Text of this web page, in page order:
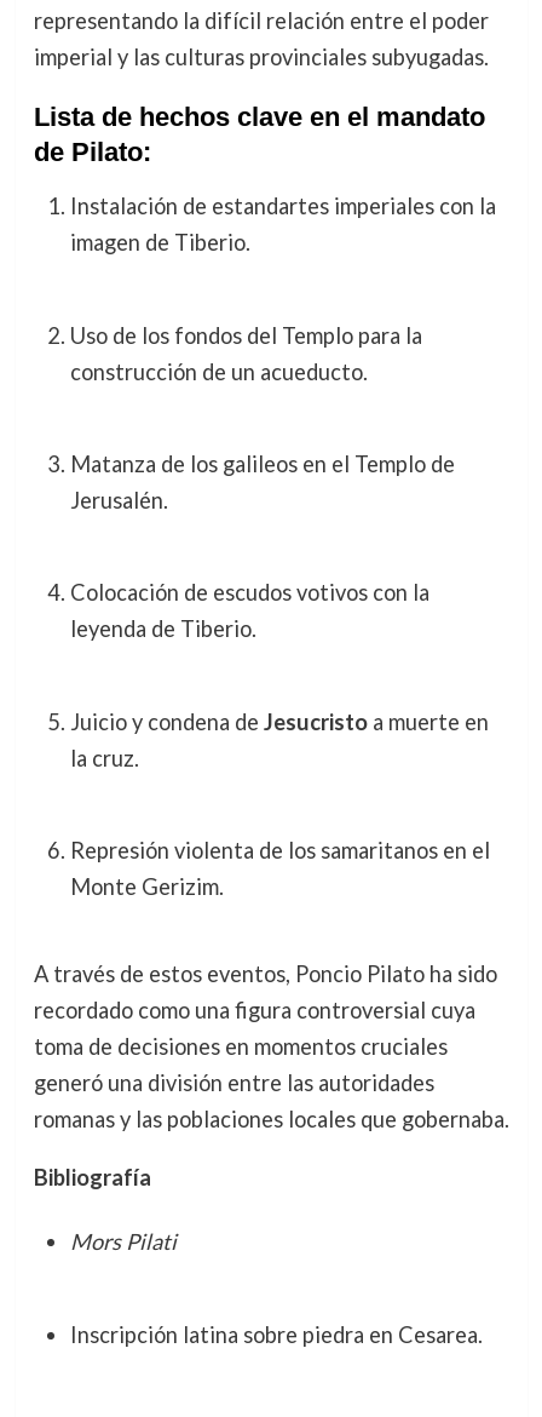
representando la difícil relación entre el poder
imperial y las culturas provinciales subyugadas.
Lista de hechos clave en el mandato
de Pilato:
Instalación de estandartes imperiales con la
imagen de Tiberio.
Uso de los fondos del Templo para la
construcción de un acueducto.
Matanza de los galileos en el Templo de
Jerusalén.
Colocación de escudos votivos con la
leyenda de Tiberio.
Juicio y condena de Jesucristoa muerte en
la cruz.
Represión violenta de los samaritanos en el
Monte Gerizim.
A través de estos eventos, Poncio Pilato ha sido
recordado como una figura controversial cuya
toma de decisiones en momentos cruciales
generó una división entre las autoridades
romanas y las poblaciones locales que gobernaba.
Bibliografía
Mors Pilati
Inscripción latina sobre piedra en Cesarea.